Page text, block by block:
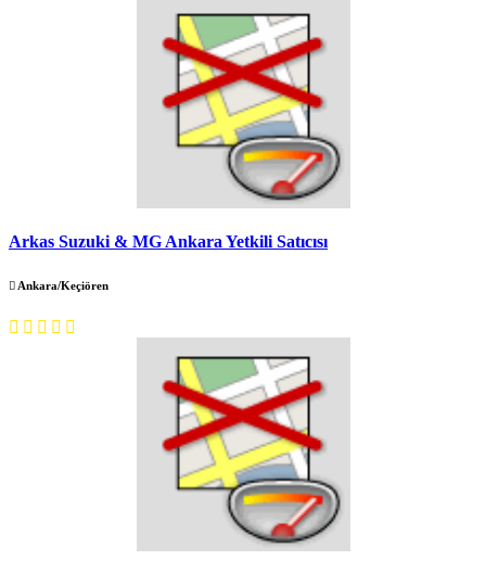
Arkas Suzuki & MG Ankara Yetkili Satıcısı
Ankara/Keçiören